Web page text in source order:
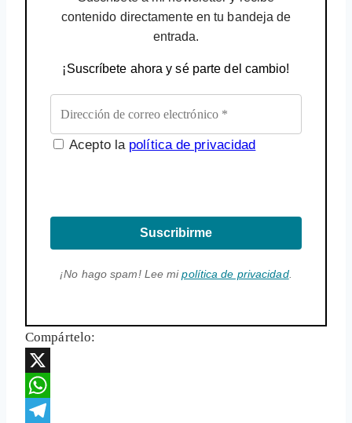
contenido directamente en tu bandeja de
entrada.
¡Suscríbete ahora y sé parte del cambio!
Acepto la política de privacidad
Suscribirme
¡No hago spam! Lee mipolítica de privacidad.
Compártelo:
X
WhatsApp